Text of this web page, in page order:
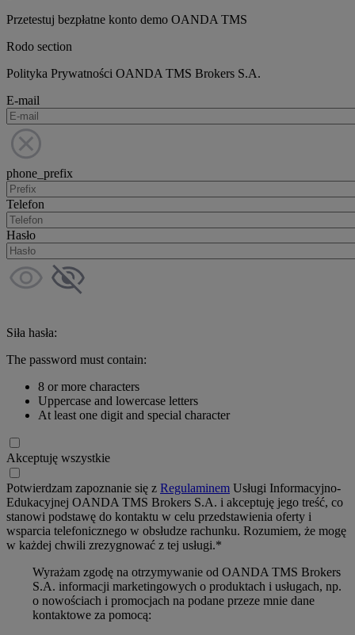
Przetestuj bezpłatne konto demo OANDA TMS
Rodo section
Polityka Prywatności OANDA TMS Brokers S.A.
E-mail
phone_prefix
Telefon
Hasło
Siła hasła:
The password must contain:
8 or more characters
Uppercase and lowercase letters
At least one digit and special character
Akceptuję wszystkie
Potwierdzam zapoznanie się z Regulaminem Usługi Informacyjno-
Edukacyjnej OANDA TMS Brokers S.A. i akceptuję jego treść, co
stanowi podstawę do kontaktu w celu przedstawienia oferty i
wsparcia telefonicznego w obsłudze rachunku. Rozumiem, że mogę
w każdej chwili zrezygnować z tej usługi.*
Wyrażam zgodę na otrzymywanie od OANDA TMS Brokers
S.A. informacji marketingowych o produktach i usługach, np.
o nowościach i promocjach na podane przeze mnie dane
kontaktowe za pomocą: